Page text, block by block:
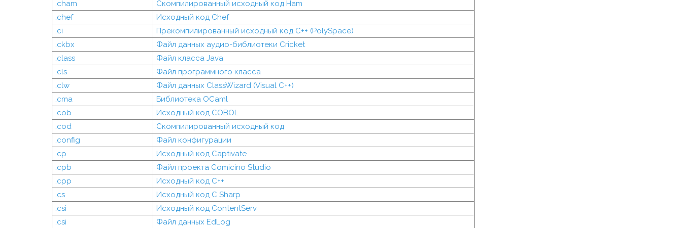
.cham
Скомпилированный исходный код Ham
.chef
Исходный код Chef
.ci
Прекомпилированный исходный код C++ (PolySpace)
.ckbx
Файл данных аудио-библиотеки Cricket
.class
Файл класса Java
.cls
Файл программного класса
.clw
Файл данных ClassWizard (Visual C++)
.cma
Библиотека OCaml
.cob
Исходный код COBOL
.cod
Скомпилированный исходный код
.config
Файл конфигурации
.cp
Исходный код Captivate
.cpb
Файл проекта Comicino Studio
.cpp
Исходный код C++
.cs
Исходный код C Sharp
.csi
Исходный код ContentServ
.csi
Файл данных EdLog